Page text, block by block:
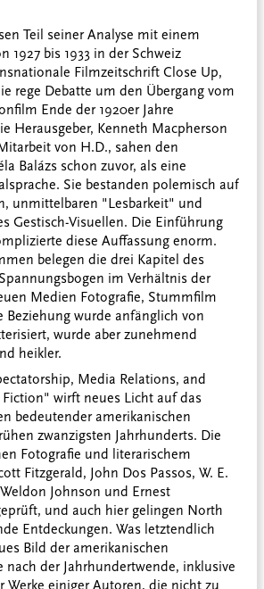
Teil seiner Analyse mit einem
1927 bis 1933 in der Schweiz
Filmzeitschrift Close Up,
rege Debatte um den Übergang vom
Ende der 1920er Jahre
Herausgeber, Kenneth Macpherson
von H.D., sahen den
Balázs schon zuvor, als eine
Sie bestanden polemisch auf
unmittelbaren "Lesbarkeit" und
Gestisch-Visuellen. Die Einführung
diese Auffassung enorm.
belegen die drei Kapitel des
im Verhältnis der
Medien Fotografie, Stummfilm
Beziehung wurde anfänglich von
wurde aber zunehmend
heikler.
Media Relations, and
wirft neues Licht auf das
bedeutender amerikanischen
zwanzigsten Jahrhunderts. Die
Fotografie und literarischem
Fitzgerald, John Dos Passos, W. E.
Johnson und Ernest
und auch hier gelingen North
Entdeckungen. Was letztendlich
Bild der amerikanischen
nach der Jahrhundertwende, inklusive